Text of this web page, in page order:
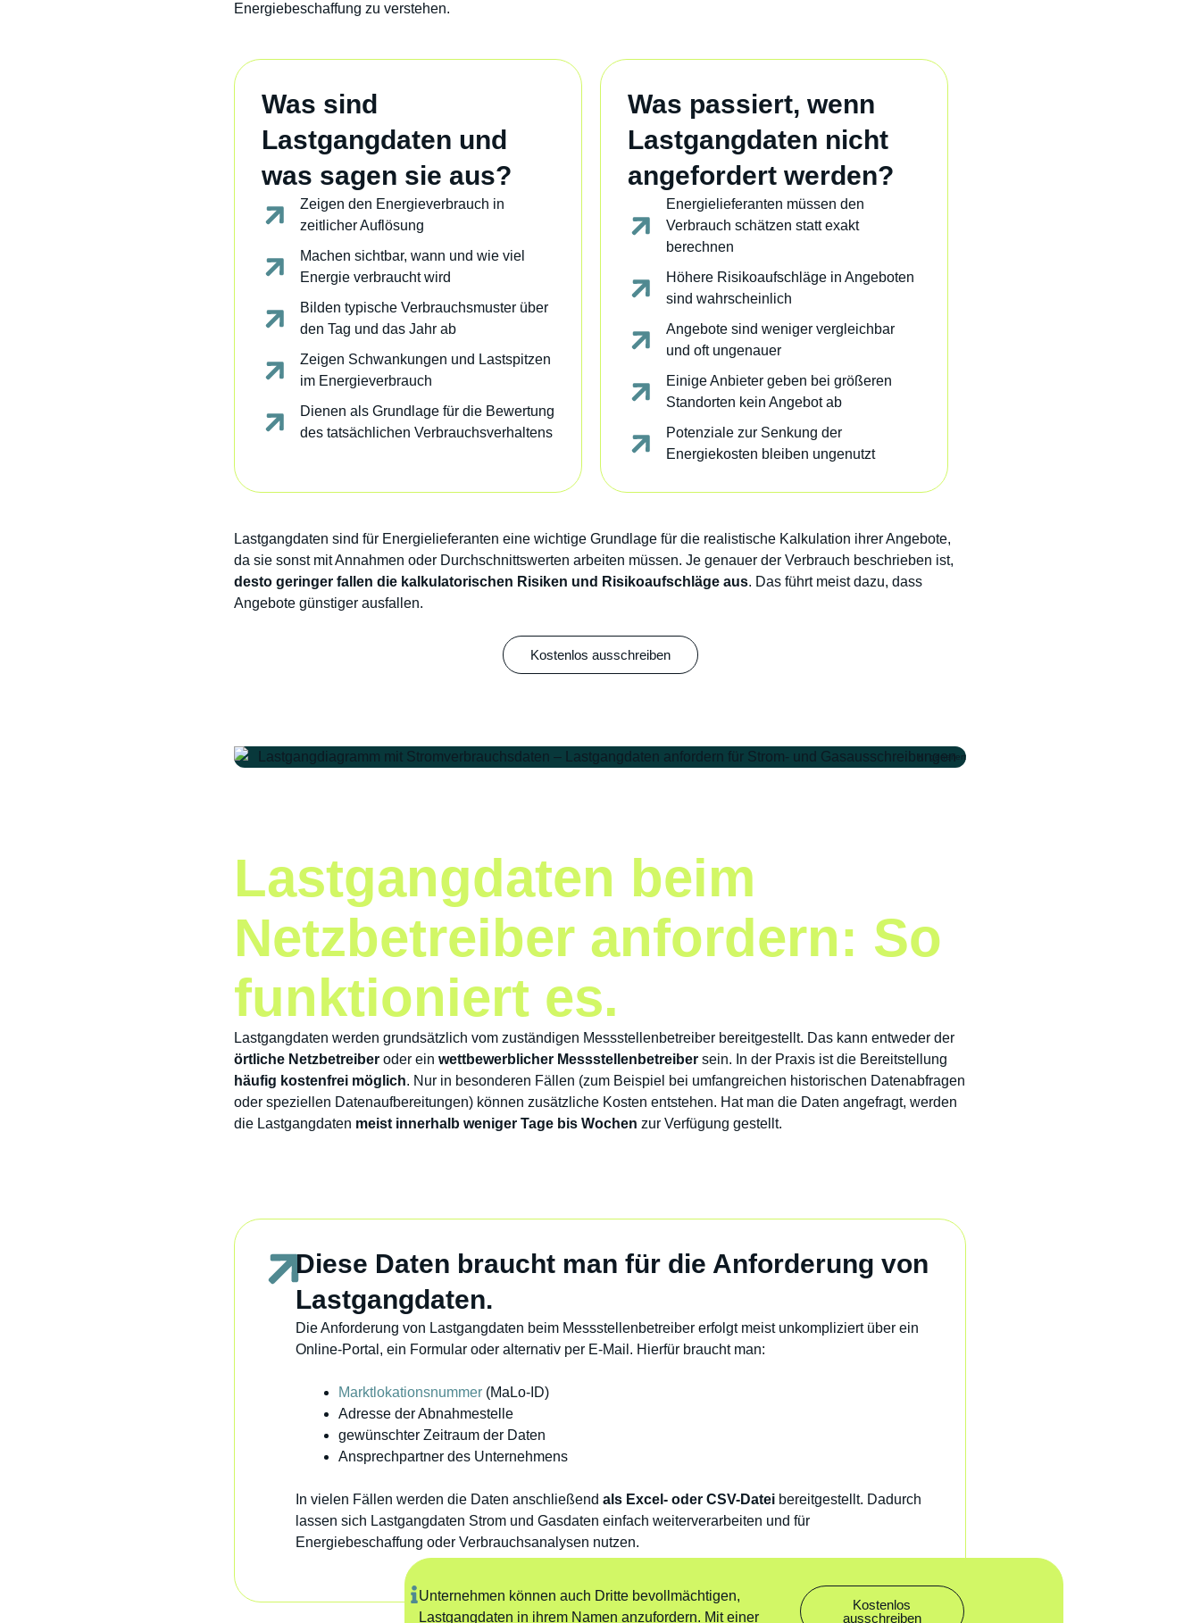
Energiebeschaffung zu verstehen.
Was sind
Lastgangdaten und
was sagen sie aus?
Zeigen den Energieverbrauch in
zeitlicher Auflösung
Machen sichtbar, wann und wie viel
Energie verbraucht wird
Bilden typische Verbrauchsmuster über
den Tag und das Jahr ab
Zeigen Schwankungen und Lastspitzen
im Energieverbrauch
Dienen als Grundlage für die Bewertung
des tatsächlichen Verbrauchsverhaltens
Was passiert, wenn
Lastgangdaten nicht
angefordert werden?
Energielieferanten müssen den
Verbrauch schätzen statt exakt
berechnen
Höhere Risikoaufschläge in Angeboten
sind wahrscheinlich
Angebote sind weniger vergleichbar
und oft ungenauer
Einige Anbieter geben bei größeren
Standorten kein Angebot ab
Potenziale zur Senkung der
Energiekosten bleiben ungenutzt
Lastgangdaten sind für Energielieferanten eine wichtige Grundlage für die realistische Kalkulation ihrer Angebote,
da sie sonst mit Annahmen oder Durchschnittswerten arbeiten müssen. Je genauer der Verbrauch beschrieben ist,
desto geringer fallen die kalkulatorischen Risiken und Risikoaufschläge aus. Das führt meist dazu, dass
Angebote günstiger ausfallen.
Kostenlos ausschreiben
KI generiert
Lastgangdaten beim
Netzbetreiber anfordern: So
funktioniert es.
Lastgangdaten werden grundsätzlich vom zuständigen Messstellenbetreiber bereitgestellt. Das kann entweder der
örtliche Netzbetreiber oder ein wettbewerblicher Messstellenbetreiber sein. In der Praxis ist die Bereitstellung
häufig kostenfrei möglich. Nur in besonderen Fällen (zum Beispiel bei umfangreichen historischen Datenabfragen
oder speziellen Datenaufbereitungen) können zusätzliche Kosten entstehen. Hat man die Daten angefragt, werden
die Lastgangdaten meist innerhalb weniger Tage bis Wochen zur Verfügung gestellt.
Diese Daten braucht man für die Anforderung von
Lastgangdaten.
Die Anforderung von Lastgangdaten beim Messstellenbetreiber erfolgt meist unkompliziert über ein
Online-Portal, ein Formular oder alternativ per E-Mail. Hierfür braucht man:
Marktlokationsnummer(MaLo-ID)
Adresse der Abnahmestelle
gewünschter Zeitraum der Daten
Ansprechpartner des Unternehmens
In vielen Fällen werden die Daten anschließend als Excel- oder CSV-Dateibereitgestellt. Dadurch
lassen sich Lastgangdaten Strom und Gasdaten einfach weiterverarbeiten und für
Energiebeschaffung oder Verbrauchsanalysen nutzen.
Unternehmen können auch Dritte bevollmächtigen,
Lastgangdaten in ihrem Namen anzufordern. Mit einer
Kostenlos
ausschreiben